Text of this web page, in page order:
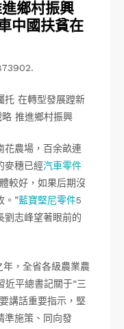
進鄉村振興
中國扶貧在
托 在轉型發展蹚新
略 推進鄉村振興
花農場，百余畝連
麥穗已經汽車零件
較好，如果后期沒
。”藍寶堅尼零件5
劉志峰望著眼前的
年，全省各級農業農
近平總書記關于“三
講話重要指示，堅
準施策、同向發